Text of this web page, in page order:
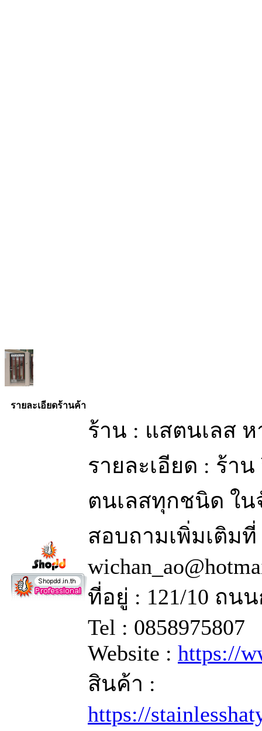
รายละเอียดร้านค้า
ร้าน : แสตนเลส
รายละเอียด : ร้า
ตนเลสทุกชนิด ใน
สอบถามเพิ่มเติมที่
ที่อยู่ : 121/10 ถน
Tel : 0858975807
Website : https://
สินค้า :
https://